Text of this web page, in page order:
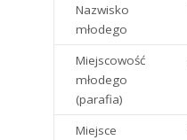
Nazwisko
młodego
Miejscowość
młodego
(parafia)
Miejsce